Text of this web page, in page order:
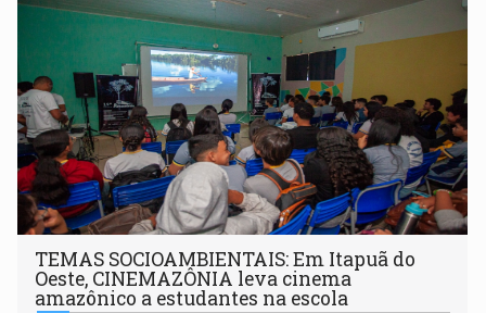
TEMAS SOCIOAMBIENTAIS: Em Itapuã do
Oeste, CINEMAZÔNIA leva cinema
amazônico a estudantes na escola